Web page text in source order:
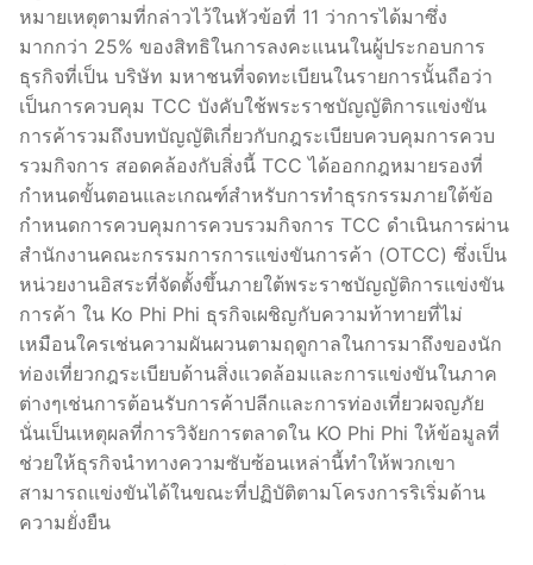
หมายเหตุตามที่กล่าวไว้ในหัวข้อที่ 11 ว่าการได้มาซึ่ง
มากกว่า 25% ของสิทธิในการลงคะแนนในผู้ประกอบการ
ธุรกิจที่เป็น บริษัท มหาชนที่จดทะเบียนในรายการนั้นถือว่า
เป็นการควบคุม TCC บังคับใช้พระราชบัญญัติการแข่งขัน
การค้ารวมถึงบทบัญญัติเกี่ยวกับกฎระเบียบควบคุมการควบ
รวมกิจการ สอดคล้องกับสิ่งนี้ TCC ได้ออกกฎหมายรองที่
กำหนดขั้นตอนและเกณฑ์สำหรับการทำธุรกรรมภายใต้ข้อ
กำหนดการควบคุมการควบรวมกิจการ TCC ดำเนินการผ่าน
สำนักงานคณะกรรมการการแข่งขันการค้า (OTCC) ซึ่งเป็น
หน่วยงานอิสระที่จัดตั้งขึ้นภายใต้พระราชบัญญัติการแข่งขัน
การค้า ใน Ko Phi Phi ธุรกิจเผชิญกับความท้าทายที่ไม่
เหมือนใครเช่นความผันผวนตามฤดูกาลในการมาถึงของนัก
ท่องเที่ยวกฎระเบียบด้านสิ่งแวดล้อมและการแข่งขันในภาค
ต่างๆเช่นการต้อนรับการค้าปลีกและการท่องเที่ยวผจญภัย
นั่นเป็นเหตุผลที่การวิจัยการตลาดใน KO Phi Phi ให้ข้อมูลที่
ช่วยให้ธุรกิจนำทางความซับซ้อนเหล่านี้ทำให้พวกเขา
สามารถแข่งขันได้ในขณะที่ปฏิบัติตามโครงการริเริ่มด้าน
ความยั่งยืน